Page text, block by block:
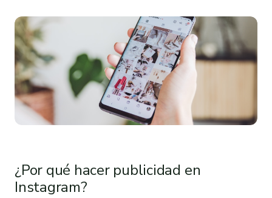
¿Por qué hacer publicidad en
Instagram?